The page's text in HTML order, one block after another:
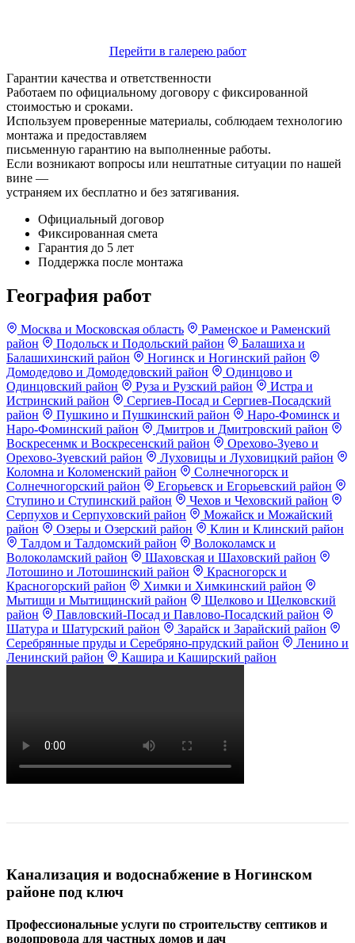
Перейти в галерею работ
Гарантии качества и ответственности
Работаем по официальному договору с фиксированной
стоимостью и сроками.
Используем проверенные материалы, соблюдаем технологию
монтажа и предоставляем
письменную гарантию на выполненные работы.
Если возникают вопросы или нештатные ситуации по нашей
вине —
устраняем их бесплатно и без затягивания.
Официальный договор
Фиксированная смета
Гарантия до 5 лет
Поддержка после монтажа
География работ
Москва и Московская область
Раменское и Раменский
район
Подольск и Подольский район
Балашиха и
Балашихинский район
Ногинск и Ногинский район
Домодедово и Домодедовский район
Одинцово и
Одинцовский район
Руза и Рузский район
Истра и
Истринский район
Сергиев-Посад и Сергиев-Посадский
район
Пушкино и Пушкинский район
Наро-Фоминск и
Наро-Фоминский район
Дмитров и Дмитровский район
Воскресенмк и Воскресенский район
Орехово-Зуево и
Орехово-Зуевский район
Луховицы и Луховицкий район
Коломна и Коломенский район
Солнечногорск и
Солнечногорский район
Егорьевск и Егорьевский район
Ступино и Ступинский район
Чехов и Чеховский район
Серпухов и Серпуховский район
Можайск и Можайский
район
Озеры и Озерский район
Клин и Клинский район
Талдом и Талдомский район
Волоколамск и
Волоколамский район
Шаховская и Шаховский район
Лотошино и Лотошинский район
Красногорск и
Красногорский район
Химки и Химкинский район
Мытищи и Мытищинский район
Щелково и Щелковский
район
Павловский-Посад и Павлово-Посадский район
Шатура и Шатурский район
Зарайск и Зарайский район
Серебрянные пруды и Серебряно-прудский район
Ленино и
Ленинский район
Кашира и Каширский район
Канализация и водоснабжение в Ногинском
районе под ключ
Профессиональные услуги по строительству септиков и
водопровода для частных домов и дач